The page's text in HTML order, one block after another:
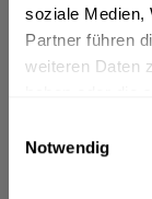
soziale Medien,
Partner führen
weiteren Daten
Notwendig
Artikel-Nr.:
Verfügbar in:
"Einbecker